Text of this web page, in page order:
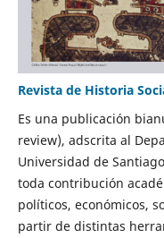
Revista de Historia
Es una publicación
review), adscrita al
Universidad de
toda contribución
políticos, económicos,
partir de distintas